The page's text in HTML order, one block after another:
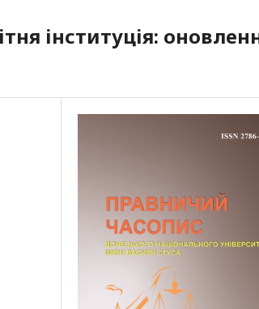
інституція: